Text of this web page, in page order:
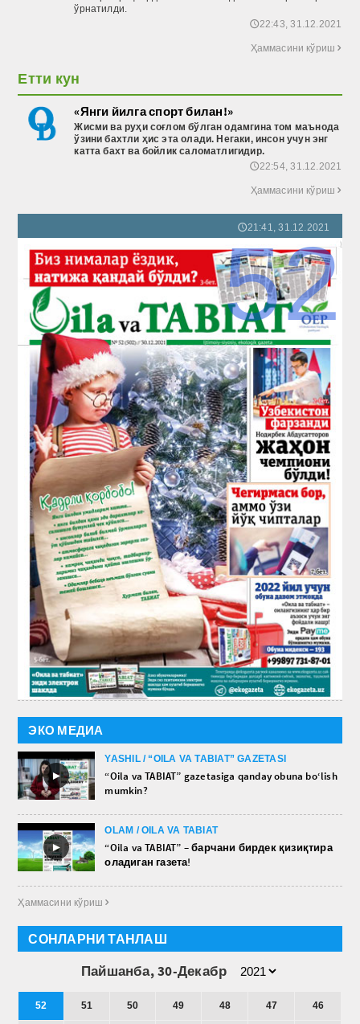
ўрнатилди.
🕔22:43, 31.12.2021
Ҳаммасини кўриш
Етти кун
«Янги йилга спорт билан!»
Жисми ва руҳи соғлом бўлган одамгина том маънода
ўзини бахтли ҳис эта олади. Негаки, инсон учун энг
катта бахт ва бойлик саломатлигидир.
🕔22:54, 31.12.2021
Ҳаммасини кўриш
🕔21:41, 31.12.2021
52
ЭКО МЕДИА
►
YASHIL / “OILA VA TABIAT” GAZETASI
“Oila va TABIAT” gazetasiga qanday obuna bo‘lish
mumkin?
►
OLAM / OILA VA TABIAT
“Oila va TABIAT” – барчани бирдек қизиқтира
оладиган газета!
Ҳаммасини кўриш 
СОНЛАРНИ ТАНЛАШ
Пайшанба, 30-Декабр
52 51 50 49 48 47 46